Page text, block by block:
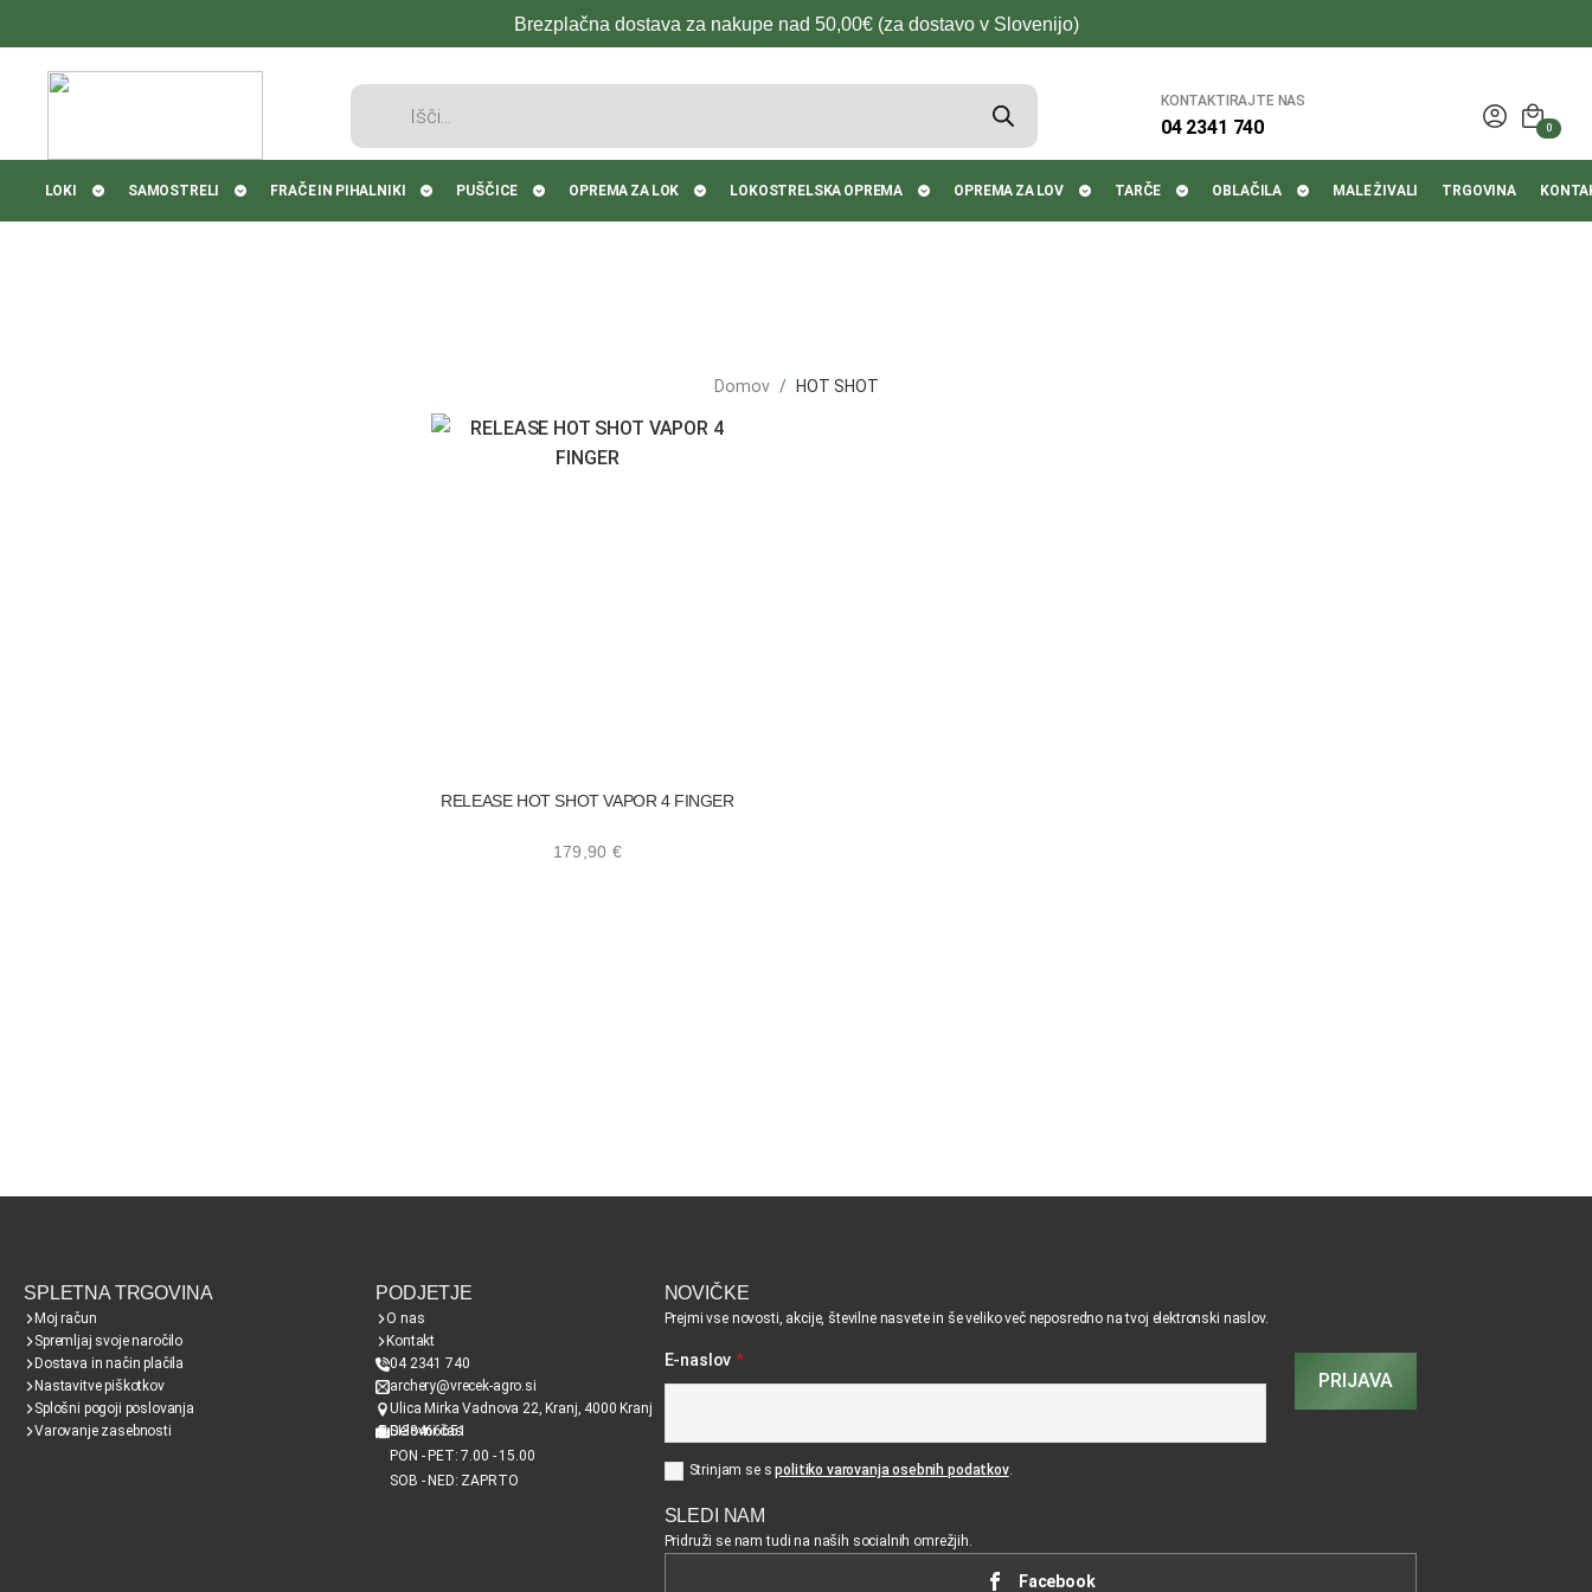
Brezplačna dostava za nakupe nad 50,00€ (za dostavo v Slovenijo)
Products
KONTAKTIRAJTE NAS
04 2341 740 0
LOKI SAMOSTRELI FRAČE IN PIHALNIKI PUŠČICE OPREMA ZA LOK LOKOSTRELSKA OPREMA OPREMA ZA LOV TARČE OBLAČILA MALE ŽIVALI TRGOVINA
Domov HOT SHOT
179,90 €
RELEASE HOT SHOT VAPOR 4 FINGER
SPLETNA TRGOVINA
Moj račun
Spremljaj svoje naročilo
Dostava in način plačila
Nastavitve piškotkov
Splošni pogoji poslovanja
Varovanje zasebnosti
PODJETJE
O nas
Kontakt
04 2341 740
archery@vrecek-agro.si
Ulica Mirka Vadnova 22, Kranj, 4000 Kranj
SI38466651
Delovni čas
PON - PET: 7.00 - 15.00
SOB - NED: ZAPRTO
NOVIČKE
Prejmi vse novosti, akcije, številne nasvete in še veliko več neposredno na tvoj elektronski naslov.
E-naslov *
Strinjam se spolitiko varovanja osebnih podatkov.
PRIJAVA
SLEDI NAM
Pridruži se nam tudi na naših socialnih omrežjih.
Facebook